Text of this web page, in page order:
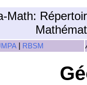
Math:
RBSM